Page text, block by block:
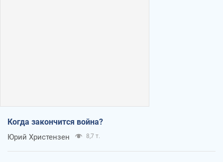
Когда закончится война?
Юрий Христензен 8,7 т.